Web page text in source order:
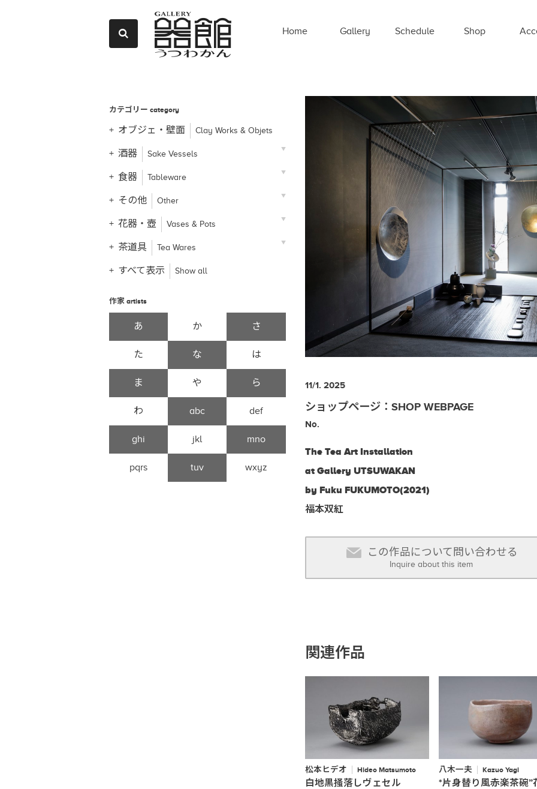
Home Gallery Schedule Shop
カテゴリー category
オブジェ・壁面 Clay Works & Objets
酒器 Sake Vessels
食器 Tableware
その他 Other
花器・壺 Vases & Pots
茶道具 Tea Wares
すべて表示 Show all
作家 artists
あ か さ
た な は
ま や ら
わ abc def
ghi jkl mno
pqrs tuv wxyz
11/1. 2025
ショップページ：SHOP WEBPAGE
No.
The Tea Art Installation
at Gallery UTSUWAKAN
by Fuku FUKUMOTO(2021)
福本双紅
この作品について問い合わせる
Inquire about this item
関連作品
松本ヒデオ Hideo Matsumoto
白地黒掻落しヴェセル
八木一夫 Kazuo Yagi
*片身替り風赤楽茶碗”